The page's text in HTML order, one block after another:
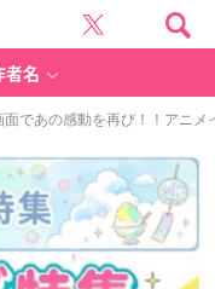
者名
であの感動を再び！！アニメ